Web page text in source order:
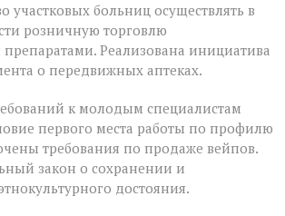
участковых больниц осуществлять в
розничную торговлю
Реализована инициатива
о передвижных аптеках.
к молодым специалистам
первого места работы по профилю
требования по продаже вейпов.
закон о сохранении и
достояния.